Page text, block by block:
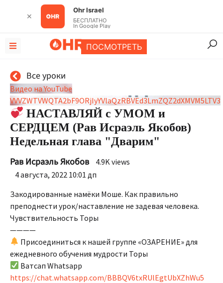
Все уроки
Видео на YouTube
VVVZWTVWQTA2bF9ORjIyYVlaQzRBVEd3LmZQZ2dXMVM5LTV3
НАСТАВЛЯЙ с УМОМ и
СЕРДЦЕМ (Рав Исраэль Якобов)
Недельная глава "Дварим"
Рав Исраэль Якобов
4.9K views
4 августа, 2022 10:01 дп
Закодированные намёки Моше. Как правильно
преподнести урок/наставление не задевая человека.
Чувствительность Торы
————
Присоединиться к нашей группе «ОЗАРЕНИЕ» для
ежедневного обучения мудрости Торы
Ватсап Whatsapp
https://chat.whatsapp.com/BBBQV6txRUlEgtUbXZhWu5
✕
Ohr Israel
БЕСПЛАТНО
In Google Play
ПОСМОТРЕТЬ